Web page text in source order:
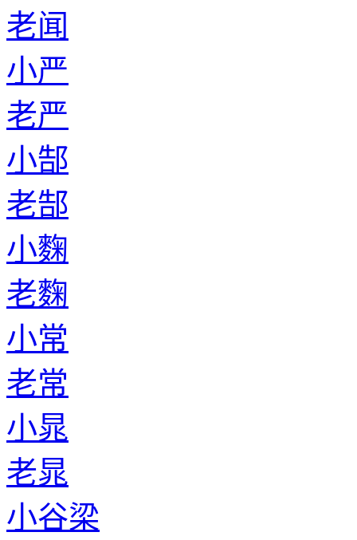
老闻
小严
老严
小郜
老郜
小麴
老麴
小常
老常
小晁
老晁
小谷梁